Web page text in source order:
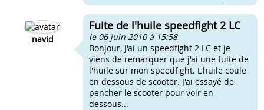
navid
Fuite de l'huile speedfight 2 LC
le 06 juin 2010 à 15:58
Bonjour, J'ai un speedfight 2 LC et je
viens de remarquer que j'ai une fuite de
l'huile sur mon speedfight. L'huile coule
en dessous de scooter. J'ai essayé de
pencher le scooter pour voir en
dessous...